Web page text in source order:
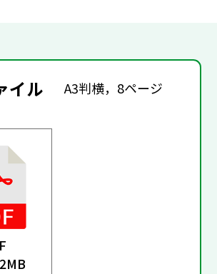
イル A3判横，8ページ